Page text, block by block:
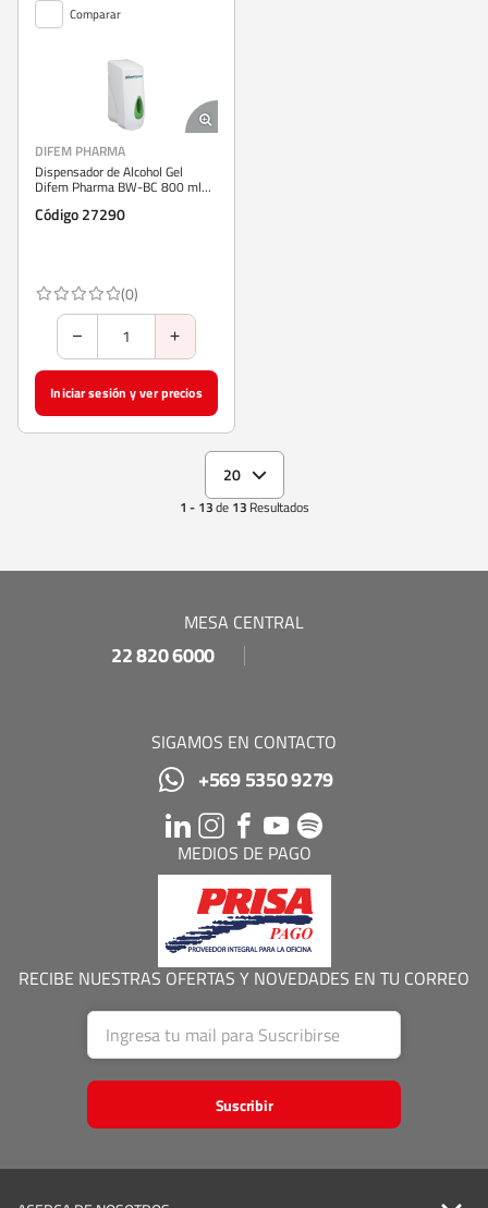
Comparar
DIFEM PHARMA
Dispensador de Alcohol Gel
Difem Pharma BW-BC 800 ml
Código 27290
(0)
Iniciar sesión y ver precios
1 - 13de 13 Resultados
20
MESA CENTRAL
22 820 6000
SIGAMOS EN CONTACTO
+569 5350 9279
MEDIOS DE PAGO
RECIBE NUESTRAS OFERTAS Y NOVEDADES EN TU CORREO
Suscribir